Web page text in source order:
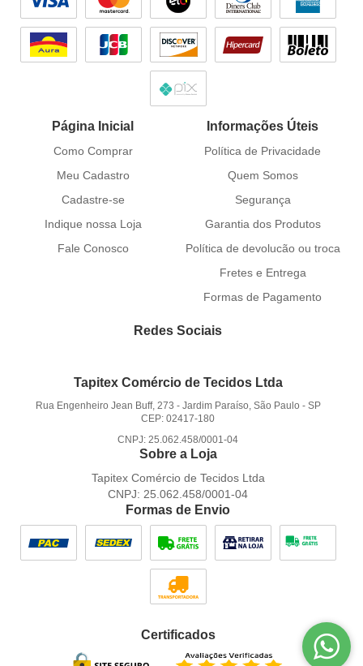
Página Inicial
Como Comprar
Meu Cadastro
Cadastre-se
Indique nossa Loja
Fale Conosco
Informações Úteis
Política de Privacidade
Quem Somos
Segurança
Garantia dos Produtos
Política de devolucão ou troca
Fretes e Entrega
Formas de Pagamento
Redes Sociais
Tapitex Comércio de Tecidos Ltda
Rua Engenheiro Jean Buff, 273 - Jardim Paraíso, São Paulo - SP
CEP: 02417-180
CNPJ: 25.062.458/0001-04
Sobre a Loja
Tapitex Comércio de Tecidos Ltda
CNPJ: 25.062.458/0001-04
Formas de Envio
Certificados